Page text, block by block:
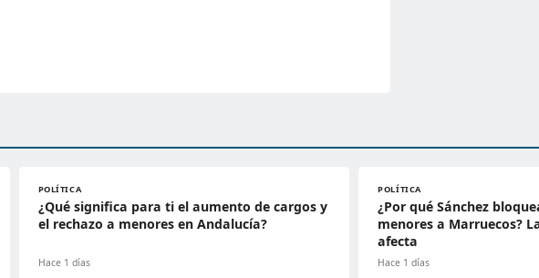
POLÍTICA
¿Qué significa para ti el aumento de cargos y
el rechazo a menores en Andalucía?
Hace 1 días
POLÍTICA
¿Por qué Sánchez
menores a Marruecos?
afecta
Hace 1 días